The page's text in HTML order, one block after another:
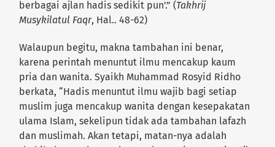
berbagai ajlan hadis sedikit pun’.” (Takhrij
Musykilatul Faqr, Hal.. 48-62)
Walaupun begitu, makna tambahan ini benar,
karena perintah menuntut ilmu mencakup kaum
pria dan wanita. Syaikh Muhammad Rosyid Ridho
berkata, “Hadis menuntut ilmu wajib bagi setiap
muslim juga mencakup wanita dengan kesepakatan
ulama Islam, sekelipun tidak ada tambahan lafazh
dan muslimah. Akan tetapi, matan-nya adalah